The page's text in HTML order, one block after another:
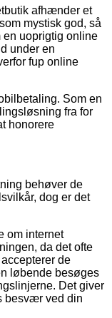
afhænder et
mystisk god, så
uoprigtig online
under en
fup online
Som en
fra for
honorere
behøver de
dog er det
om internet
da det ofte
de
løbende besøges
Det giver
besvær ved din